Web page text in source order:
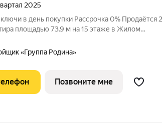
2025
в день покупки Рассрочка 0% Продаётся
площадью 73.9 м на 15 этаже в Жилом
олимпийских видов спорта: - Ледовая
и
«Группа Родина»
Позвоните мне